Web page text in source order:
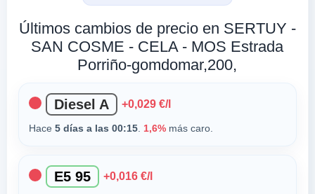
Últimos cambios de precio en SERTUY -
SAN COSME - CELA - MOS Estrada
Porriño-gomdomar,200,
Diesel A +0,029 €/l
Hace 5 días a las 00:15. 1,6%más caro.
E5 95 +0,016 €/l